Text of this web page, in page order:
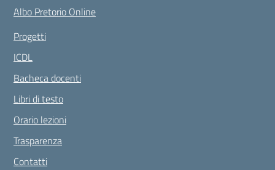
Albo Pretorio Online
Progetti
ICDL
Bacheca docenti
Libri di testo
Orario lezioni
Trasparenza
Contatti